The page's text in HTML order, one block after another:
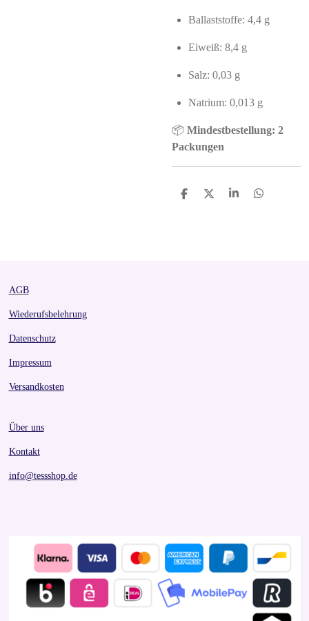
Ballaststoffe: 4,4 g
Eiweiß: 8,4 g
Salz: 0,03 g
Natrium: 0,013 g
📦 Mindestbestellung: 2
Packungen
S
S
S
S
AGB
Wiederufsbelehrung
Datenschutz
Impressum
Versandkosten
Über uns
Kontakt
info@tessshop.de